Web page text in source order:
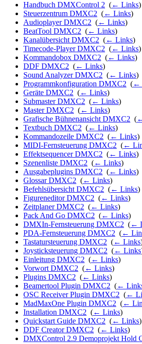
Handbuch DMXControl 2 (← Links)
Steuerzentrum DMXC2 (← Links)
Audioplayer DMXC2 (← Links)
BeatTool DMXC2 (← Links)
Kanalübersicht DMXC2 (← Links)
Timecode-Player DMXC2 (← Links)
Kommandobox DMXC2 (← Links)
DDF DMXC2 (← Links)
Sound Analyzer DMXC2 (← Links)
Programmkonfiguration DMXC2 (←
Geräte DMXC2 (← Links)
Submaster DMXC2 (← Links)
Master DMXC2 (← Links)
Grafische Bühnenansicht DMXC2 (
Textbuch DMXC2 (← Links)
Kommandozeile DMXC2 (← Links)
MIDI-Fernsteuerung DMXC2 (←
Effektsequencer DMXC2 (← Links)
Szenenliste DMXC2 (← Links)
Ausgabeplugins DMXC2 (← Links)
Glossar DMXC2 (← Links)
Befehlsübersicht DMXC2 (← Links)
Figureneditor DMXC2 (← Links)
Zeitplaner DMXC2 (← Links)
Pack And Go DMXC2 (← Links)
DMXIn-Fernsteuerung DMXC2 (←
PDA-Fernsteuerung DMXC2 (←
Tastatursteuerung DMXC2 (← Links
Joysticksteuerung DMXC2 (← Links
Einleitung DMXC2 (← Links)
Vorwort DMXC2 (← Links)
Plugins DMXC2 (← Links)
Beamertool Plugin DMXC2 (←
OSC Receiver Plugin DMXC2 (←
MadMaxOne Plugin DMXC2 (←
Installation DMXC2 (← Links)
Quickstart Guide DMXC2 (← Links)
DDF Creator DMXC2 (← Links)
DMXControl 2.9 Demoprojekt Hold